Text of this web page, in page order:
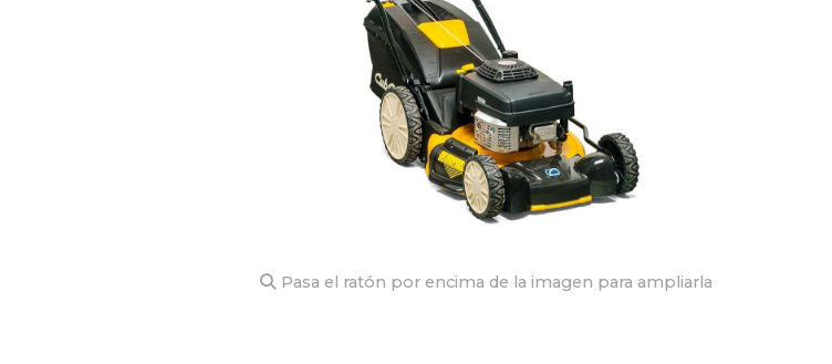
Pasa el ratón por encima de la imagen para ampliarla